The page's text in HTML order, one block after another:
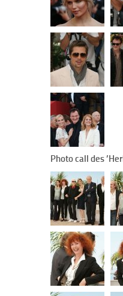
Photo call des